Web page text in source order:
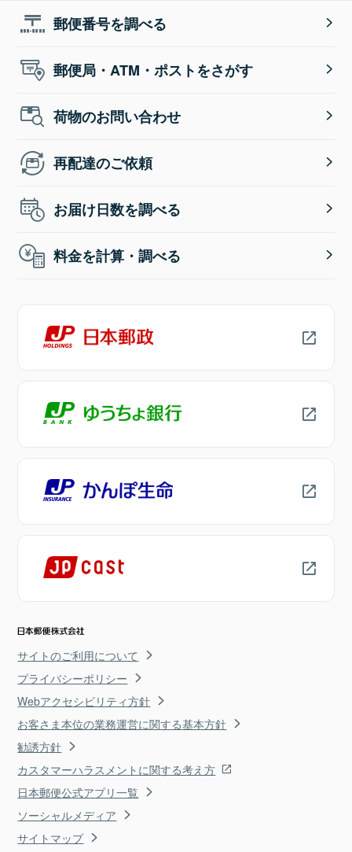
郵便番号を調べる
郵便局・ATM・ポストをさがす
荷物のお問い合わせ
再配達のご依頼
お届け日数を調べる
料金を計算・調べる
サイトのご利用について
プライバシーポリシー
Webアクセシビリティ方針
お客さま本位の業務運営に関する基本方針
勧誘方針
カスタマーハラスメントに関する考え方
日本郵便公式アプリ一覧
ソーシャルメディア
サイトマップ